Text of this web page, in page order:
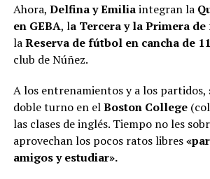
Ahora, Delfina y Emiliaintegran la
en GEBA, la Tercera y la Primera
laReserva de fútbol en cancha de
club de Núñez.
A los entrenamientos y a los partidos,
doble turno en elBoston College
las clases de inglés. Tiempo no les
aprovechan los pocos ratos libres
amigos y estudiar».